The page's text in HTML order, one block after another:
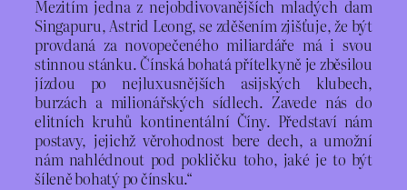
Mezitím jedna z nejobdivovanějších mladých dam
Singapuru, Astrid Leong, se zděšením zjišťuje, že být
provdaná za novopečeného miliardáře má i svou
stinnou stánku. Čínská bohatá přítelkyně je zběsilou
jízdou po nejluxusnějších asijských klubech,
burzách a milionářských sídlech. Zavede nás do
elitních kruhů kontinentální Číny. Představí nám
postavy, jejichž věrohodnost bere dech, a umožní
nám nahlédnout pod pokličku toho, jaké je to být
šíleně bohatý po čínsku.“